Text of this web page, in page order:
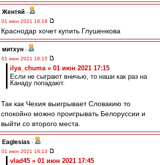
Жентяй -
01 июн 2021 18:18
Краснодар хочет купить Глушенкова
митхун -
01 июн 2021 18:15
ilya_chuma » 01 июн 2021 17:15
Если не сыграют вничью, то наши как раз на
Канаду попадают.
Так как Чехия выигрывает Словакию то
спокойно можно проигрывать Белоруссии и
выйти со второго места.
Eaglesias -
01 июн 2021 18:13
vlad45 » 01 июн 2021 17:45